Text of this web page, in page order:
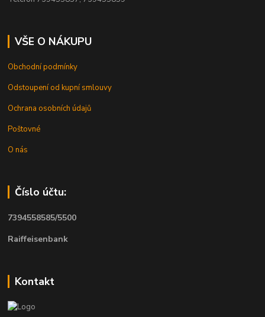
VŠE O NÁKUPU
Obchodní podmínky
Odstoupení od kupní smlouvy
Ochrana osobních údajů
Poštovné
O nás
Číslo účtu:
7394558585/5500
Raiffeisenbank
Kontakt